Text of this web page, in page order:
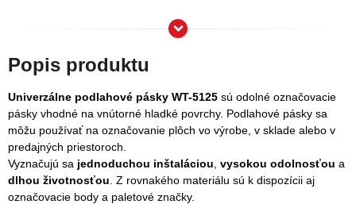
Popis produktu
Univerzálne podlahové pásky WT-5125 sú odolné označovacie
pásky vhodné na vnútorné hladké povrchy. Podlahové pásky sa
môžu používať na označovanie plôch vo výrobe, v sklade alebo v
predajných priestoroch.
Vyznačujú sa jednoduchou inštaláciou vysokou odolnosťou a
dlhou životnosťou . Z rovnakého materiálu sú k dispozícii aj
označovacie body a paletové značky.